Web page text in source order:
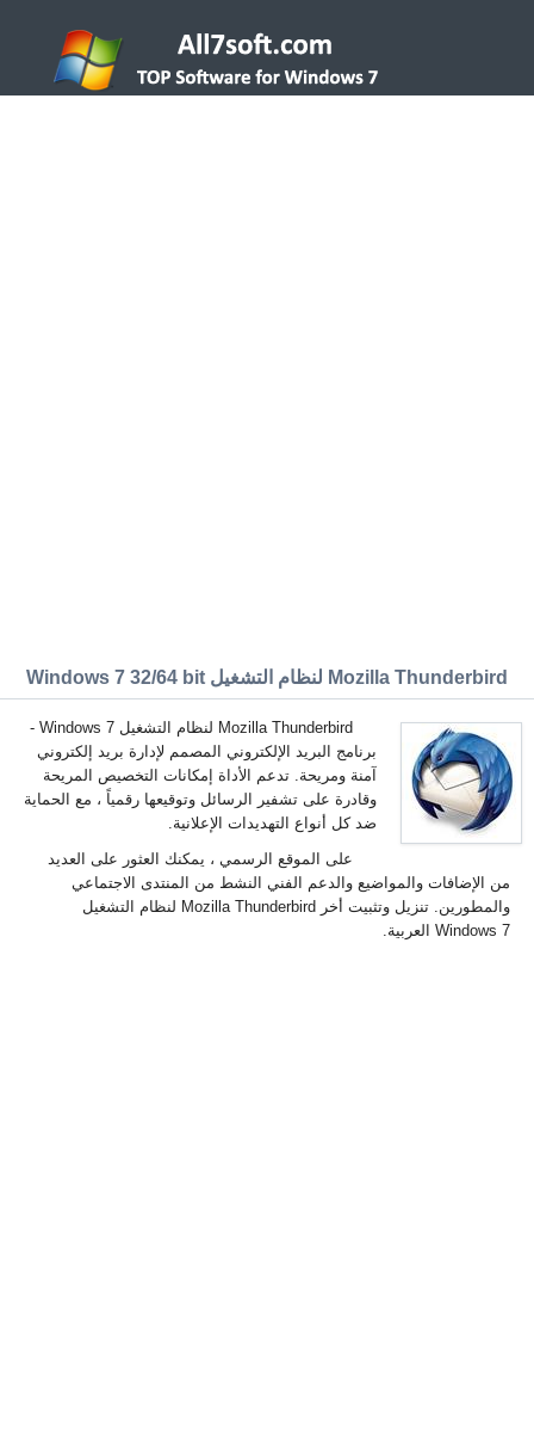
Mozilla Thunderbird لنظام التشغيل Windows 7 32/64 bit
Mozilla Thunderbird لنظام التشغيل Windows 7 -
برنامج البريد الإلكتروني المصمم لإدارة بريد إلكتروني
آمنة ومريحة. تدعم الأداة إمكانات التخصيص المريحة
وقادرة على تشفير الرسائل وتوقيعها رقمياً ، مع الحماية
ضد كل أنواع التهديدات الإعلانية.
على الموقع الرسمي ، يمكنك العثور على العديد
من الإضافات والمواضيع والدعم الفني النشط من المنتدى الاجتماعي
والمطورين. تنزيل وتثبيت أخر Mozilla Thunderbird لنظام التشغيل
Windows 7 العربية.